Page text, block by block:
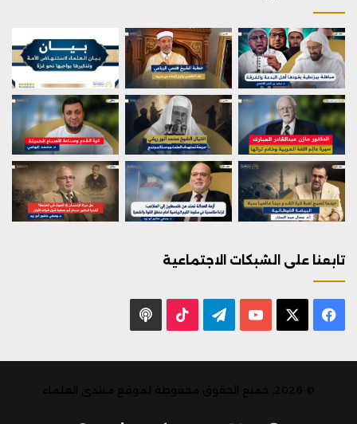
تابعنا على الشبكات الاجتماعية
فيسبوك يوتيوب تيلقرام ‫TikTok
© 2026, جميع الحقوق محفوظة لموقع منتدى العلماء